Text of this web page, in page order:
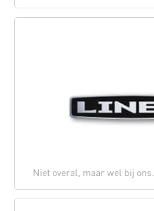
Niet overal, maar wel bij ons.